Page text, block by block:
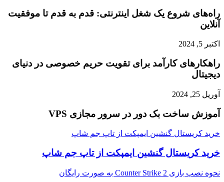
راه‌های شروع یک شغل اینترنتی: قدم به قدم تا موفقیت
آنلاین
اکتبر 5, 2024
راهکارهای کارآمد برای تقویت حریم خصوصی در دنیای
دیجیتال
آوریل 25, 2024
آموزش ساخت بک دور در سرور مجازی VPS
خرید کریستال گنشین ایمپکت از تاپ جم شاپ
خرید کریستال گنشین ایمپکت از تاپ جم شاپ
نحوه نصب بازی Counter Strike 2 به صورت رایگان